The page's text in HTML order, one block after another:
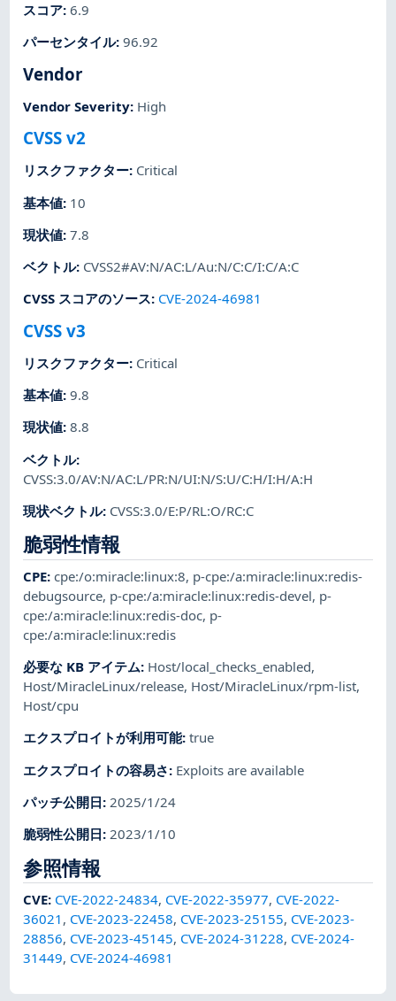
スコア:6.9
パーセンタイル:96.92
Vendor
Vendor Severity: High
CVSS v2
リスクファクター: Critical
基本値: 10
現状値:7.8
ベクトル: CVSS2#AV:N/AC:L/Au:N/C:C/I:C/A:C
CVSS スコアのソース: CVE-2024-46981
CVSS v3
リスクファクター: Critical
基本値:9.8
現状値:8.8
ベクトル:
CVSS:3.0/AV:N/AC:L/PR:N/UI:N/S:U/C:H/I:H/A:H
現状ベクトル: CVSS:3.0/E:P/RL:O/RC:C
脆弱性情報
CPE:cpe:/o:miracle:linux:8, p-cpe:/a:miracle:linux:redis-
debugsource, p-cpe:/a:miracle:linux:redis-devel, p-
cpe:/a:miracle:linux:redis-doc, p-
cpe:/a:miracle:linux:redis
必要な KB アイテム: Host/local_checks_enabled,
Host/MiracleLinux/release, Host/MiracleLinux/rpm-list,
Host/cpu
エクスプロイトが利用可能:true
エクスプロイトの容易さ: Exploits are available
パッチ公開日:2025/1/24
脆弱性公開日:2023/1/10
参照情報
CVE: CVE-2022-24834, CVE-2022-35977, CVE-2022-
36021 , CVE-2023-22458, CVE-2023-25155, CVE-2023-
28856, CVE-2023-45145, CVE-2024-31228, CVE-2024-
31449, CVE-2024-46981